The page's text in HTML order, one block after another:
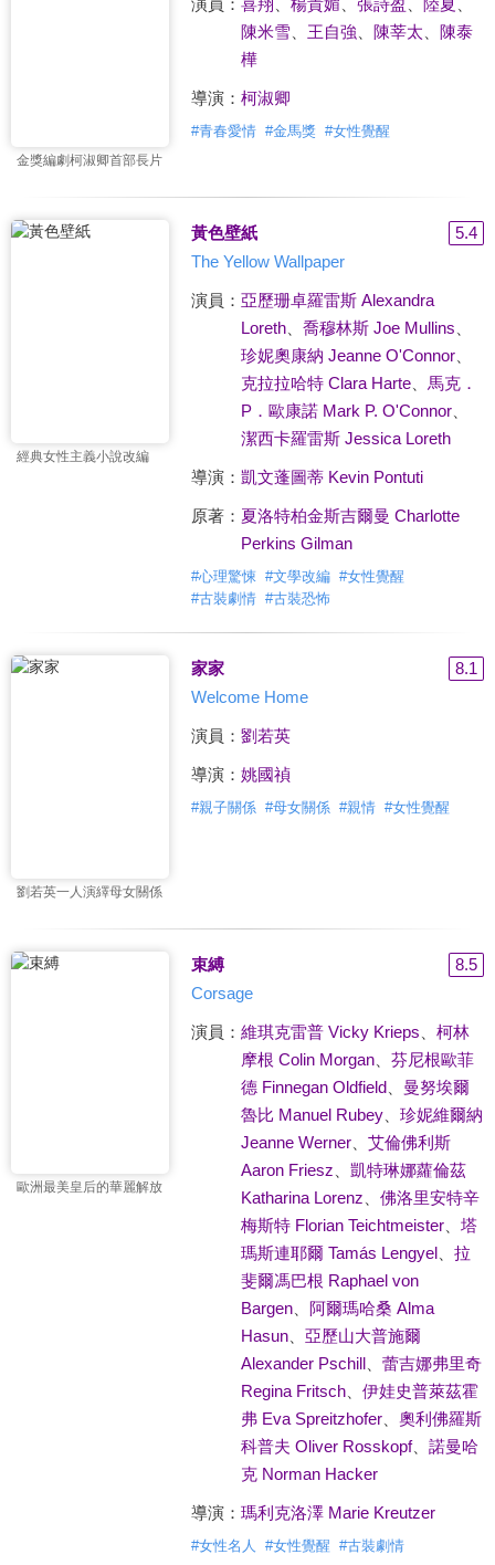
金獎編劇柯淑卿首部長片
陳米雪、 王自強 陳莘太
陳泰
樺
導演： 柯淑卿
#青春愛情 #金馬獎 #女性覺醒
經典女性主義小說改編
黃色壁紙
5.4
The Yellow Wallpaper
演員： 亞歷珊卓羅雷斯 Alexandra
Loreth、 喬穆林斯 Joe Mullins
珍妮奧康納 Jeanne O'Connor、
克拉拉哈特 Clara Harte、 馬克．
P．歐康諾 Mark P. O'Connor、
潔西卡羅雷斯 Jessica Loreth
導演： 凱文蓬圖蒂 Kevin Pontuti
原著： 夏洛特柏金斯吉爾曼 Charlotte
Perkins Gilman
#心理驚悚 #文學改編 #女性覺醒
#古裝劇情 #古裝恐怖
劉若英一人演繹母女關係
家家
8.1
Welcome Home
演員： 劉若英
導演： 姚國禎
#親子關係 #母女關係 #親情 #女性覺醒
歐洲最美皇后的華麗解放
束縛
8.5
Corsage
演員： 維琪克雷普 Vicky Krieps
柯林
摩根 Colin Morgan、 芬尼根歐菲
德 Finnegan Oldfield、 曼努埃爾
魯比 Manuel Rubey、 珍妮維爾納
Jeanne Werner、 艾倫佛利斯
Aaron Friesz
凱特琳娜蘿倫茲
Katharina Lorenz
佛洛里安特辛
梅斯特 Florian Teichtmeister、 塔
瑪斯連耶爾 Tamás Lengyel、 拉
斐爾馮巴根 Raphael von
Bargen、 阿爾瑪哈桑 Alma
Hasun、 亞歷山大普施爾
Alexander Pschill、 蕾吉娜弗里奇
Regina Fritsch、 伊娃史普萊茲霍
弗 Eva Spreitzhofer、 奧利佛羅斯
科普夫 Oliver Rosskopf、 諾曼哈
克 Norman Hacker
導演： 瑪利克洛澤 Marie Kreutzer
#女性名人 #女性覺醒 #古裝劇情